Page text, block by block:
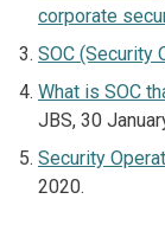
corporate
SOC (Security
What is SOC
JBS, 30
Security
2020.